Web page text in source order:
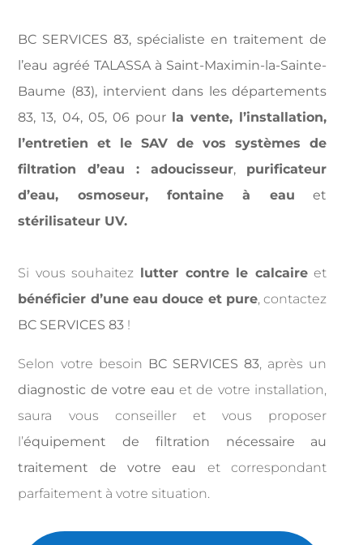
BC SERVICES 83,spécialiste en traitement de
l’eau agréé TALASSAà Saint-Maximin-la-Sainte-
Baume (83), intervient dans les départements
83, 13, 04, 05, 06 pour la vente, l’installation,
l’entretien et le SAV de vos systèmes de
filtration d’eau :adoucisseur, purificateur
d’eau, osmoseur,fontaine à eau et
stérilisateur UV.
Si vous souhaitez lutter contre le calcaireet
bénéficier d’une eau douce et pure, contactez
BC SERVICES 83 !
Selon votre besoin BC SERVICES 83, après un
diagnostic de votre eau et de votre installation,
saura vous conseiller et vous proposer
l’équipement de filtration nécessaire au
traitement de votre eau et correspondant
parfaitement à votre situation.